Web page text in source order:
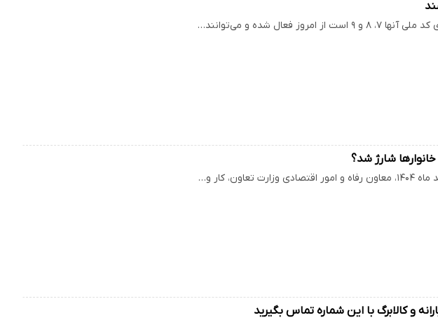
شده و می‌توانند…
کار و…
و کالابرگ با این شماره تماس بگیرید